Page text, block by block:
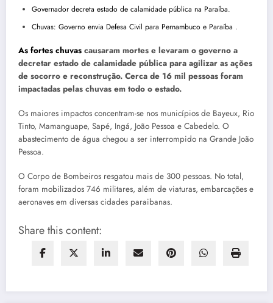
Governador decreta estado de calamidade pública na Paraíba.
Chuvas: Governo envia Defesa Civil para Pernambuco e Paraíba .
As fortes chuvas causaram mortes e levaram o governo a
decretar estado de calamidade pública para agilizar as ações
de socorro e reconstrução. Cerca de 16 mil pessoas foram
impactadas pelas chuvas em todo o estado.
Os maiores impactos concentram-se nos municípios de Bayeux, Rio
Tinto, Mamanguape, Sapé, Ingá, João Pessoa e Cabedelo. O
abastecimento de água chegou a ser interrompido na Grande João
Pessoa.
O Corpo de Bombeiros resgatou mais de 300 pessoas. No total,
foram mobilizados 746 militares, além de viaturas, embarcações e
aeronaves em diversas cidades paraibanas.
Share this content: